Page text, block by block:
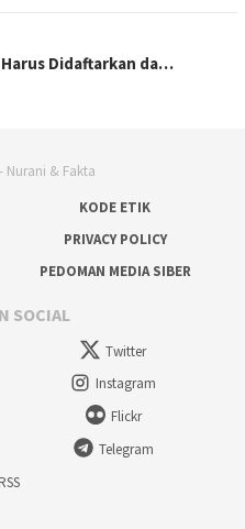
Harus Didaftarkan da…
KODE ETIK
PRIVACY POLICY
PEDOMAN MEDIA SIBER
SOCIAL
Twitter
Instagram
Flickr
Telegram
RSS